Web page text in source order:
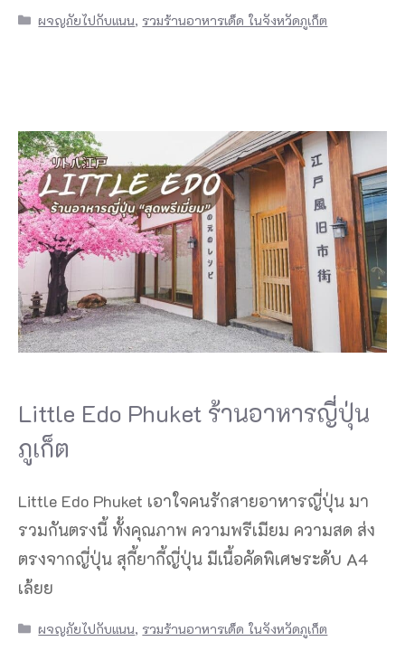
Categories
ผจญภัยไปกับแนน, รวมร้านอาหารเด็ด ในจังหวัดภูเก็ต
Little Edo Phuket ร้านอาหารญี่ปุ่น
ภูเก็ต
Little Edo Phuket เอาใจคนรักสายอาหารญี่ปุ่น มา
รวมกันตรงนี้ ทั้งคุณภาพ ความพรีเมียม ความสด ส่ง
ตรงจากญี่ปุ่น สุกี้ยากี้ญี่ปุ่น มีเนื้อคัดพิเศษระดับ A4
เล้ยย
Categories
ผจญภัยไปกับแนน, รวมร้านอาหารเด็ด ในจังหวัดภูเก็ต